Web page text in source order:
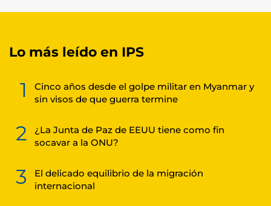
Lo más leído en IPS
1
Cinco años desde el golpe militar en Myanmar y
sin visos de que guerra termine
2
¿La Junta de Paz de EEUU tiene como fin
socavar a la ONU?
3
El delicado equilibrio de la migración
internacional